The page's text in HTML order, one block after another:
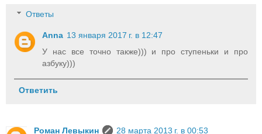
Ответы
Anna 13 января 2017 г. в 12:47
У нас все точно также))) и про ступеньки и про
азбуку)))
Ответить
Роман Левыкин
28 марта 2013 г. в 00:53